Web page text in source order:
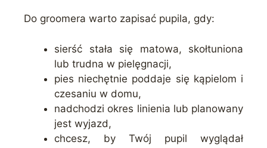
Do groomera warto zapisać pupila, gdy:
sierść stała się matowa, skołtuniona
lub trudna w pielęgnacji,
pies niechętnie poddaje się kąpielom i
czesaniu w domu,
nadchodzi okres linienia lub planowany
jest wyjazd,
chcesz, by Twój pupil wyglądał